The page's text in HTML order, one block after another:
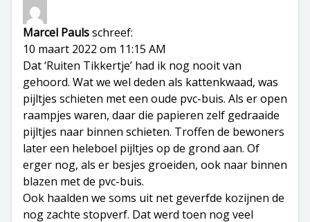
Marcel Paulsschreef:
10 maart 2022 om 11:15 AM
Dat ‘Ruiten Tikkertje’ had ik nog nooit van
gehoord. Wat we wel deden als kattenkwaad, was
pijltjes schieten met een oude pvc-buis. Als er open
raampjes waren, daar die papieren zelf gedraaide
pijltjes naar binnen schieten. Troffen de bewoners
later een heleboel pijltjes op de grond aan. Of
erger nog, als er besjes groeiden, ook naar binnen
blazen met de pvc-buis.
Ook haalden we soms uit net geverfde kozijnen de
nog zachte stopverf. Dat werd toen nog veel